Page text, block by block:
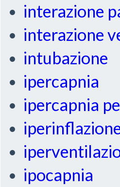
interazione
interazione
intubazione
ipercapnia
ipercapnia
ipocapnia